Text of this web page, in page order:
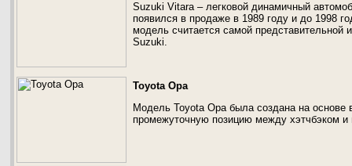
Suzuki Vitara – легковой динамичный
появился в продаже в 1989 году и до 1998
модель считается самой представительной
Suzuki.
Toyota Opa
Модель Toyota Opa была создана на основе
промежуточную позицию между хэтчбэком и